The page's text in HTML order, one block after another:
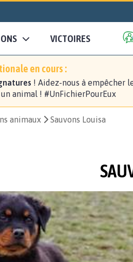
VICTOIRES
en cours :
! Aidez-nous à empêcher
animal ! #UnFichierPourEux
animaux Sauvons Louisa